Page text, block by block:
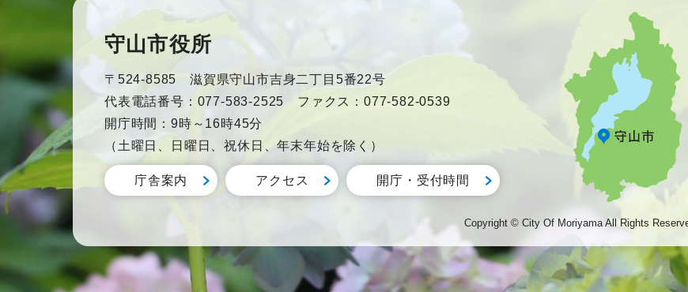
守山市役所
〒524-8585 滋賀県守山市吉身二丁目5番22号
代表電話番号：077-583-2525 ファクス：077-582-0539
開庁時間：9時～16時45分
（土曜日、日曜日、祝休日、年末年始を除く）
庁舎案内 アクセス 開庁・受付時間
Copyright © City Of Moriyama All Rights